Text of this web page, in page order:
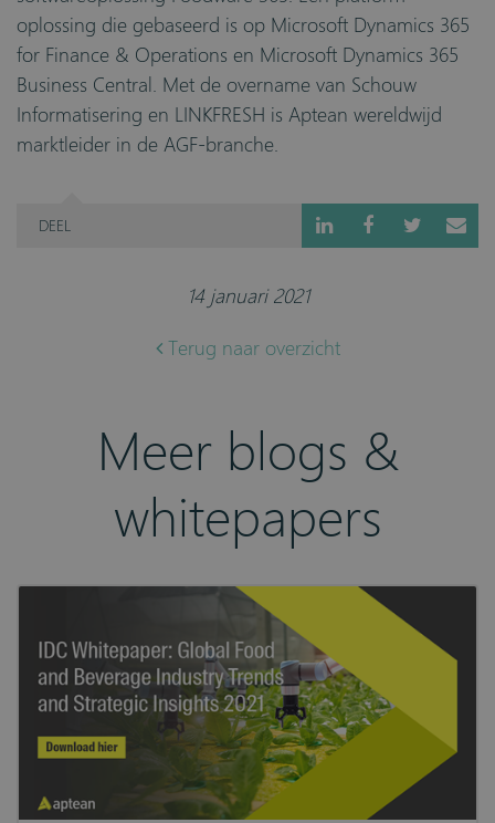
oplossing die gebaseerd is op Microsoft Dynamics 365
for Finance & Operations en Microsoft Dynamics 365
Business Central. Met de overname van Schouw
Informatisering en LINKFRESH is Aptean wereldwijd
marktleider in de AGF-branche.
DEEL
14 januari 2021
Terug naar overzicht
Meer blogs &
whitepapers